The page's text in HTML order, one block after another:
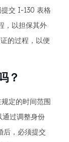
交 I-130 表格
，以担保其外
的过程，以便
？
定的时间范围
通过调整身份
后，必须提交